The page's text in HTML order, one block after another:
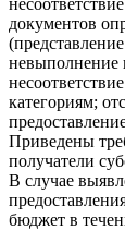
документов
невыполнение
категориям;
Приведены
получатели
В случае
бюджет в